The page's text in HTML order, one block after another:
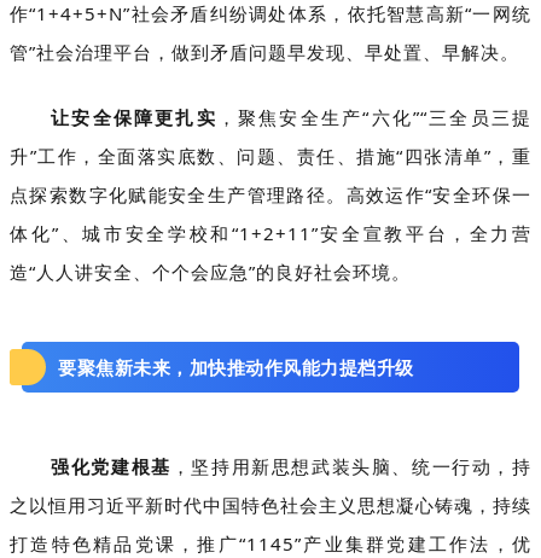
作“1+4+5+N”社会矛盾纠纷调处体系，依托智慧高新“一网统
管”社会治理平台，做到矛盾问题早发现、早处置、早解决。
让安全保障更扎实 ，聚焦安全生产“六化”“三全员三提
升”工作，全面落实底数、问题、责任、措施“四张清单”，重
点探索数字化赋能安全生产管理路径。高效运作“安全环保一
体化”、城市安全学校和“1+2+11”安全宣教平台，全力营
造“人人讲安全、个个会应急”的良好社会环境。
要聚焦新未来，加快推动作风能力提档升级
强化党建根基 ，坚持用新思想武装头脑、统一行动，持
之以恒用习近平新时代中国特色社会主义思想凝心铸魂，持续
打造特色精品党课，推广“1145”产业集群党建工作法，优